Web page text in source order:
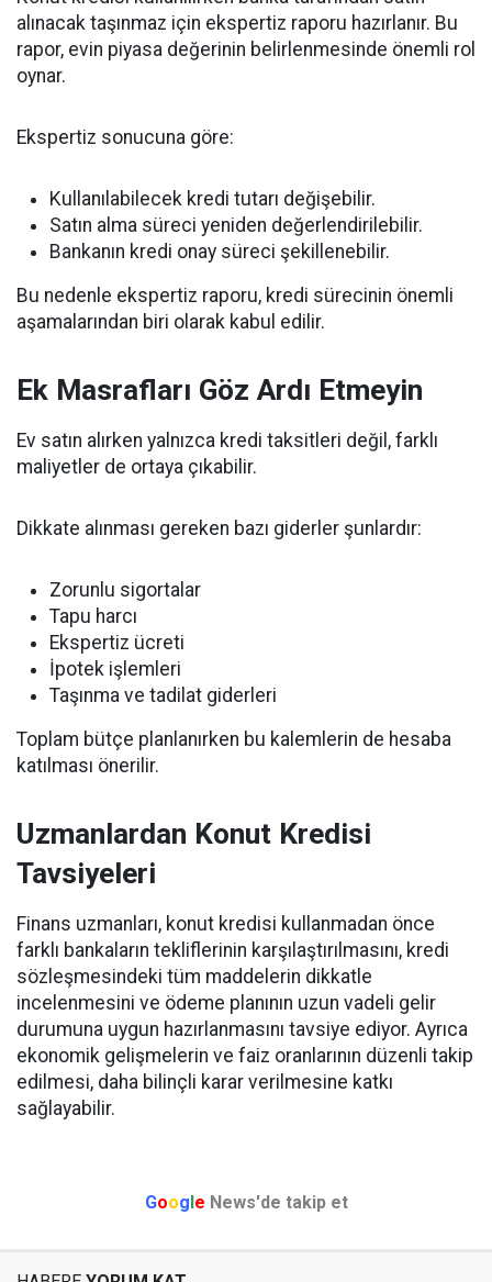
alınacak taşınmaz için ekspertiz raporu hazırlanır. Bu
rapor, evin piyasa değerinin belirlenmesinde önemli rol
oynar.
Ekspertiz sonucuna göre:
Kullanılabilecek kredi tutarı değişebilir.
Satın alma süreci yeniden değerlendirilebilir.
Bankanın kredi onay süreci şekillenebilir.
Bu nedenle ekspertiz raporu, kredi sürecinin önemli
aşamalarından biri olarak kabul edilir.
Ek Masrafları Göz Ardı Etmeyin
Ev satın alırken yalnızca kredi taksitleri değil, farklı
maliyetler de ortaya çıkabilir.
Dikkate alınması gereken bazı giderler şunlardır:
Zorunlu sigortalar
Tapu harcı
Ekspertiz ücreti
İpotek işlemleri
Taşınma ve tadilat giderleri
Toplam bütçe planlanırken bu kalemlerin de hesaba
katılması önerilir.
Uzmanlardan Konut Kredisi
Tavsiyeleri
Finans uzmanları, konut kredisi kullanmadan önce
farklı bankaların tekliflerinin karşılaştırılmasını, kredi
sözleşmesindeki tüm maddelerin dikkatle
incelenmesini ve ödeme planının uzun vadeli gelir
durumuna uygun hazırlanmasını tavsiye ediyor. Ayrıca
ekonomik gelişmelerin ve faiz oranlarının düzenli takip
edilmesi, daha bilinçli karar verilmesine katkı
sağlayabilir.
Google News'de takip et